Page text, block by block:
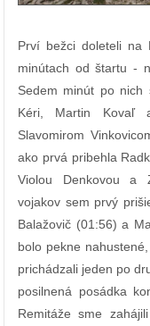
Prví bežci doleteli na
minútach od štartu -
Sedem minút po nich
Kéri, Martin Kovaľ
Slavomirom
ako prvá pribehla
Violou Denkovou a
vojakov sem prvý
Balažovič (01:56) a
bolo pekne
prichádzali jeden po
posilnená posádka
Remitáže sme